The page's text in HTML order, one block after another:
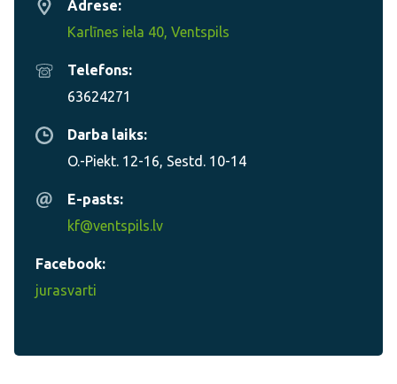
Adrese:
Karlīnes iela 40, Ventspils
Telefons:
63624271
Darba laiks:
O.-Piekt. 12-16, Sestd. 10-14
E-pasts:
kf@ventspils.lv
Facebook:
jurasvarti